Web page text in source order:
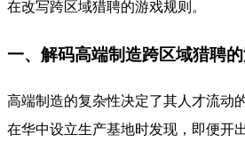
在改写跨区域猎聘的游戏规则。
一、解码高端制造跨区域猎聘
高端制造的复杂性决定了其人才流动
在华中设立生产基地时发现，即便开